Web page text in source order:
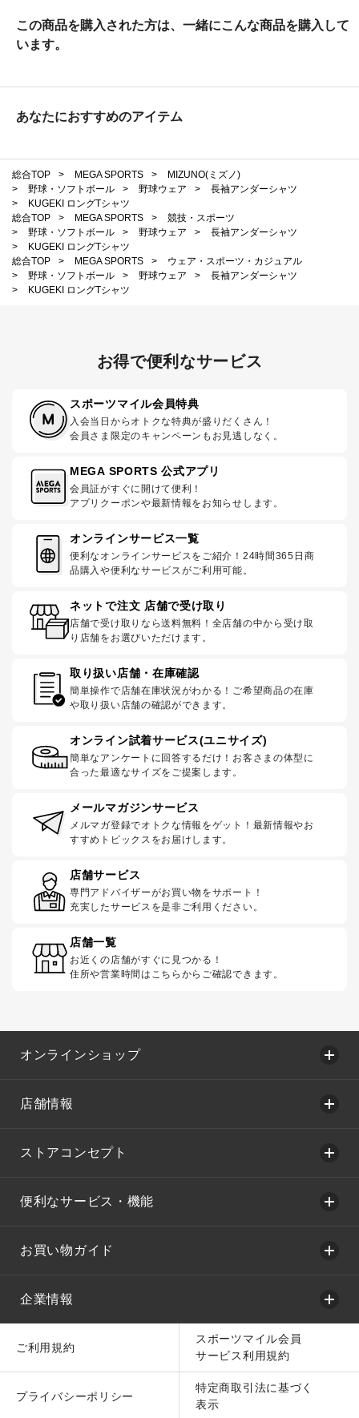
この商品を購入された方は、一緒にこんな商品を購入して
います。
あなたにおすすめのアイテム
総合TOP > MEGA SPORTS >
MIZUNO(ミズノ)
>
野球・ソフトボール > 野球ウェア >
長袖アンダーシャツ
>
KUGEKI ロングTシャツ
総合TOP
> MEGA SPORTS >
競技・スポーツ
>
野球・ソフトボール > 野球ウェア >
長袖アンダーシャツ
>
KUGEKI ロングTシャツ
総合TOP
> MEGA SPORTS >
ウェア・スポーツ・カジュアル
>
野球・ソフトボール > 野球ウェア >
長袖アンダーシャツ
>
KUGEKI ロングTシャツ
お得で便利なサービス
スポーツマイル会員特典
入会当日からオトクな特典が盛りだくさん！
会員さま限定のキャンペーンもお見逃しなく。
MEGA SPORTS 公式アプリ
会員証がすぐに開けて便利！
アプリクーポンや最新情報をお知らせします。
オンラインサービス一覧
便利なオンラインサービスをご紹介！24時間365日商
品購入や便利なサービスがご利用可能。
ネットで注文 店舗で受け取り
店舗で受け取りなら送料無料！全店舗の中から受け取
り店舗をお選びいただけます。
取り扱い店舗・在庫確認
簡単操作で店舗在庫状況がわかる！ご希望商品の在庫
や取り扱い店舗の確認ができます。
オンライン試着サービス(ユニサイズ)
簡単なアンケートに回答するだけ！お客さまの体型に
合った最適なサイズをご提案します。
メールマガジンサービス
メルマガ登録でオトクな情報をゲット！最新情報やお
すすめトピックスをお届けします。
店舗サービス
専門アドバイザーがお買い物をサポート！
充実したサービスを是非ご利用ください。
店舗一覧
お近くの店舗がすぐに見つかる！
住所や営業時間はこちらからご確認できます。
オンラインショップ
店舗情報
ストアコンセプト
便利なサービス・機能
お買い物ガイド
企業情報
ご利用規約
スポーツマイル会員
サービス利用規約
プライバシーポリシー
特定商取引法に基づく
表示